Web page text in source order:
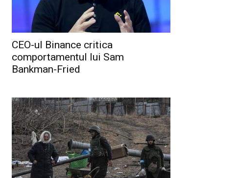
CEO-ul Binance critica
comportamentul lui Sam
Bankman-Fried